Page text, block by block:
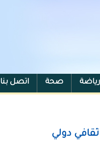
رياضة صحة اتصل بنا
دولي